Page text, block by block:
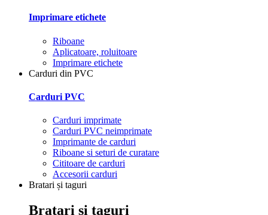
Imprimare etichete
Riboane
Aplicatoare, roluitoare
Imprimare etichete
Carduri din PVC
Carduri PVC
Carduri imprimate
Carduri PVC neimprimate
Imprimante de carduri
Riboane si seturi de curatare
Cititoare de carduri
Accesorii carduri
Bratari și taguri
Bratari și taguri